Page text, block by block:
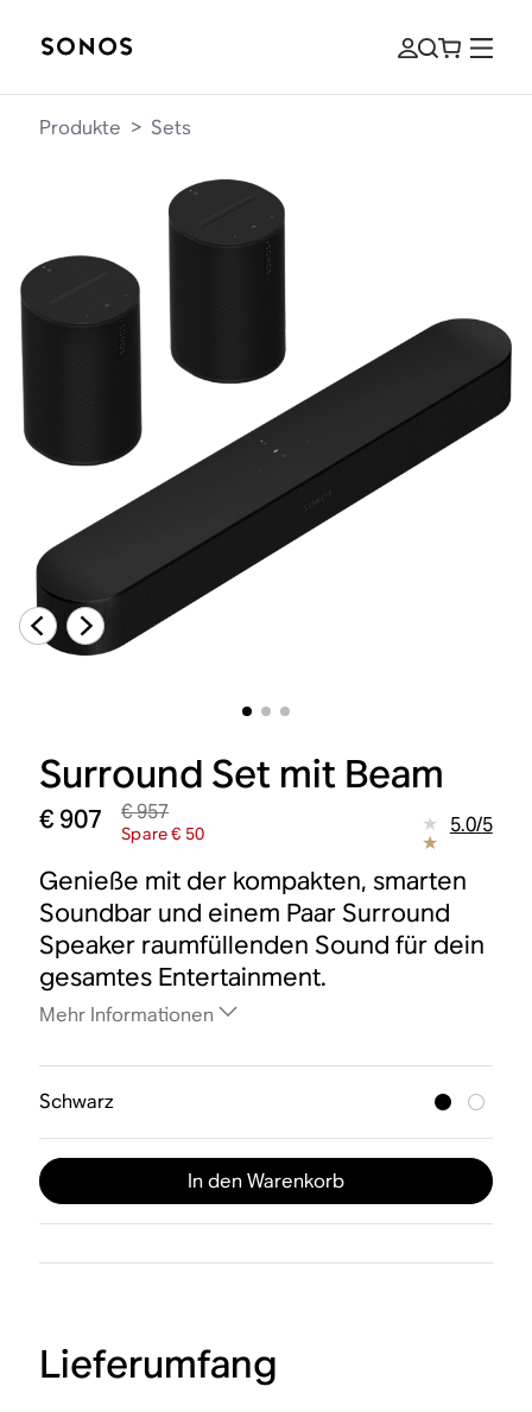
Produkte > Sets
Surround Set mit Beam
€ 907 € 957
Spare € 50 5.0/5
Genieße mit der kompakten, smarten
Soundbar und einem Paar Surround
Speaker raumfüllenden Sound für dein
gesamtes Entertainment.
Mehr Informationen
Schwarz
In den Warenkorb
Lieferumfang